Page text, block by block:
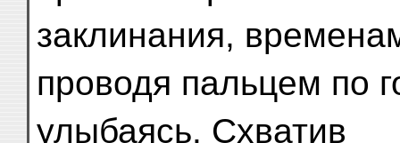
заклинания,
проводя пальцем по
улыбаясь. Схватив